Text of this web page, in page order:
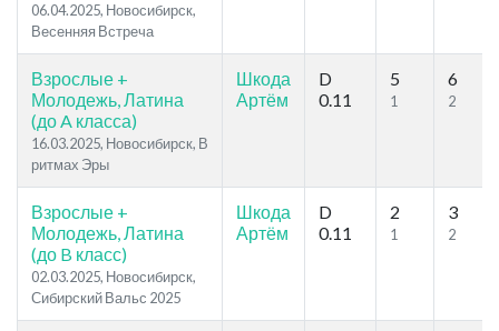
06.04.2025, Новосибирск,
Весенняя Встреча
Взрослые +
Молодежь, Латина
(до A класса)
16.03.2025, Новосибирск, В
ритмах Эры
Шкода
Артём
D
0.11
5
1
6
2
Взрослые +
Молодежь, Латина
(до B класс)
02.03.2025, Новосибирск,
Сибирский Вальс 2025
Шкода
Артём
D
0.11
2
1
3
2